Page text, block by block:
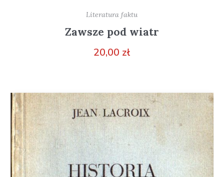
Literatura faktu
Zawsze pod wiatr
20,00 zł